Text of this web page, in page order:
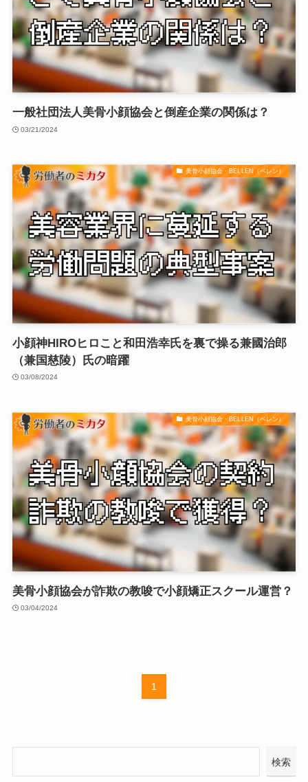
一般社団法人美骨小顔協会と倒産企業の関係は？
03/21/2024
美骨小顔協会・BELLEN（ベレン）
小顔神HIROヒロこと和田浩幸氏を裏で操る兼國治郎
（兼国慈陵）氏の暗躍
03/08/2024
美骨小顔協会・BELLEN（ベレン）
美骨小顔協会が詐欺の教唆で小顔矯正スクール運営？
03/04/2024
1
検索